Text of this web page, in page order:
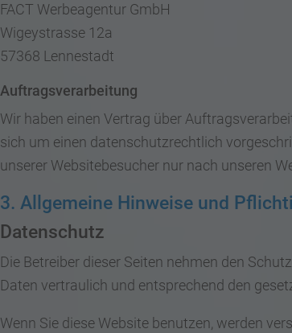
FACT Werbeagentur GmbH
Wigeystrasse 12a
57368 Lennestadt
Auftragsverarbeitung
Wir haben einen Vertrag über
sich um einen datenschutzrechtlich
unserer Websitebesucher nur nach unseren
3. Allgemeine Hinweise und
Datenschutz
Die Betreiber dieser Seiten nehmen den
Daten vertraulich und entsprechend den
Wenn Sie diese Website benutzen, werden